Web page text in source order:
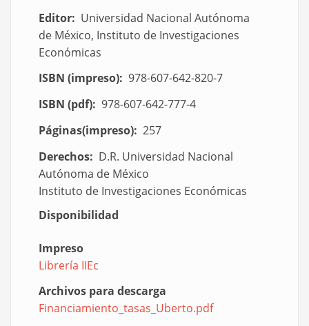
Editor
Universidad Nacional Autónoma
de México, Instituto de Investigaciones
Económicas
ISBN (impreso) 978-607-642-820-7
ISBN (pdf) 978-607-642-777-4
Páginas(impreso) 257
Derechos
D.R. Universidad Nacional
Autónoma de México
Instituto de Investigaciones Económicas
Disponibilidad
Impreso
Librería IIEc
Archivos para descarga
Document
Financiamiento_tasas_Uberto.pdf